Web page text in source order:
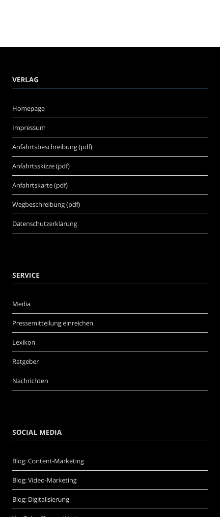
VERLAG
Homepage
Impressum
Anfahrtsbeschreibung (pdf)
Anfahrtsskizze (pdf)
Anfahrtskarte (pdf)
Wegbeschreibung (pdf)
Datenschutzerklärung
SERVICE
Media
Pressemitteilung einreichen
Lexikon
Ratgeber
Nachrichten
SOCIAL MEDIA
Blog: Content-Marketing
Blog: Video-Marketing
Blog: Digitalisierung